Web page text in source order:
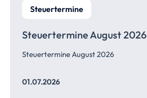
Steuertermine
Steuertermine August 2026
Steuertermine August 2026
01.07.2026